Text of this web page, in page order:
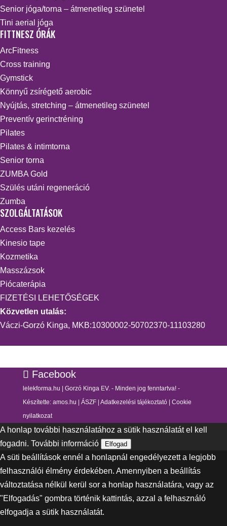
Senior jóga/torna – átmenetileg szünetel
Tini aerial jóga
FITTNESZ ÓRÁK
ArcFitness
Cross training
Gymstick
Könnyű zsírégető aerobic
Nyújtás, stretching – átmenetileg szünetel
Preventív gerinctréning
Pilates
Pilates & intimtorna
Senior torna
ZUMBA Gold
Szülés utáni regeneráció
Zumba
SZOLGÁLTATÁSOK
Access Bars kezelés
Kinesio tape
Kozmetika
Masszázsok
Piócaterápia
FIZETÉSI LEHETŐSÉGEK
Közvetlen utalás:
Váczi-Gorzó Kinga, MKB:10300002-50702370-11103280
Facebook
lelekforma.hu | Gorzó Kinga EV. - Minden jog fenntartva! -
Készítette: amos.hu ÁSZF| Adatkezelési tájékoztató| Cookie
nyilatkozat
A honlap további használatához a sütik használatát el kell
fogadni. További információ Elfogad
A süti beállítások ennél a honlapnál engedélyezett a legjobb
felhasználói élmény érdekében. Amennyiben a beállítás
változtatása nélkül kerül sor a honlap használatára, vagy az
"Elfogadás" gombra történik kattintás, azzal a felhasználó
elfogadja a sütik használatát.